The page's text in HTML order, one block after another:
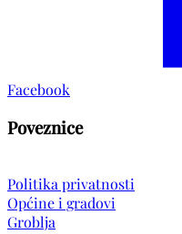
Facebook
Poveznice
Politika privatnosti
Općine i gradovi
Groblja